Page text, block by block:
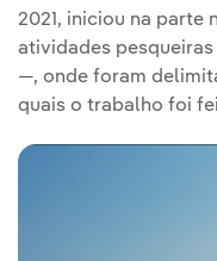
2021, iniciou na
atividades
—, onde foram
quais o trabalho foi